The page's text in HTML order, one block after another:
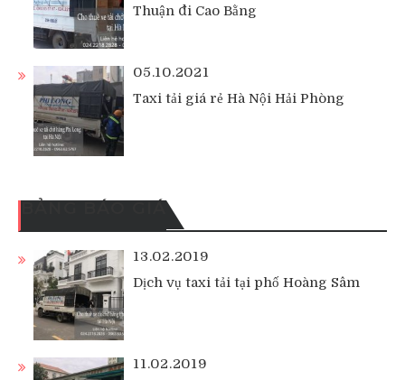
Thuận đi Cao Bằng
05.10.2021
Taxi tải giá rẻ Hà Nội Hải Phòng
BẢNG BÁO GIÁ
13.02.2019
Dịch vụ taxi tải tại phố Hoàng Sâm
11.02.2019